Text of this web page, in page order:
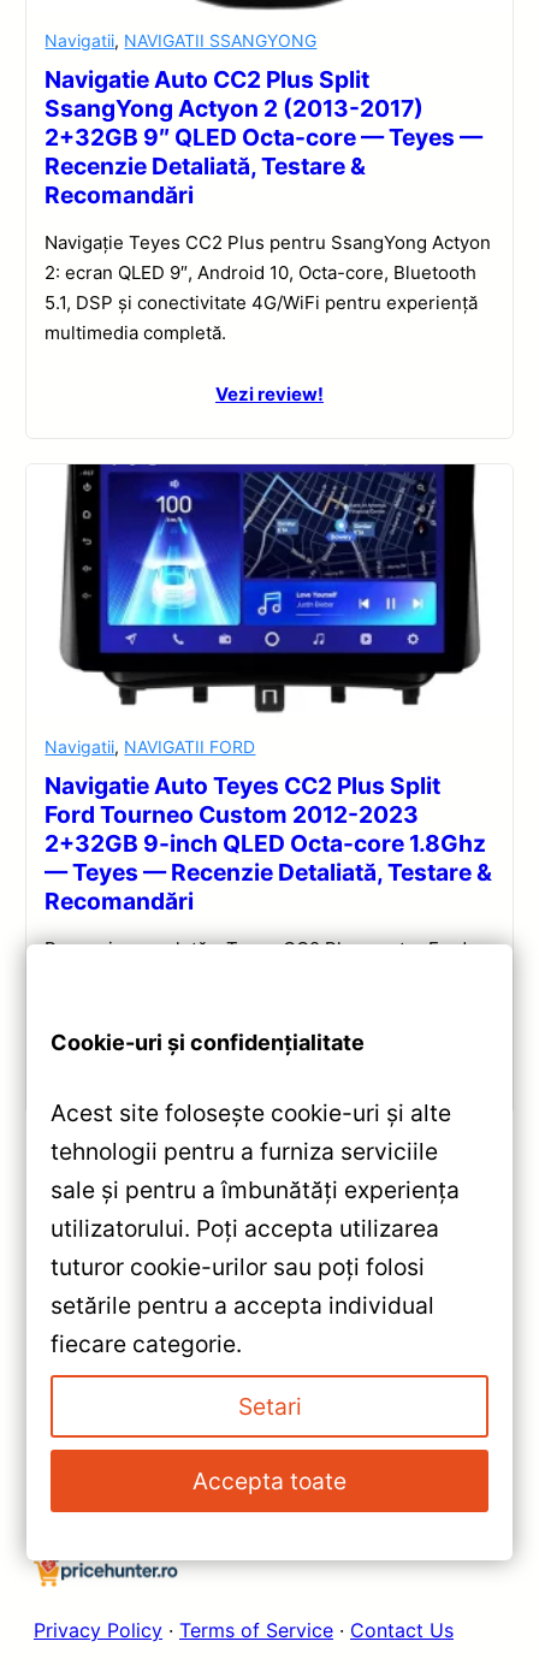
Navigatii, NAVIGATII SSANGYONG
Navigatie Auto CC2 Plus Split
SsangYong Actyon 2 (2013-2017)
2+32GB 9″ QLED Octa-core — Teyes —
Recenzie Detaliată, Testare &
Recomandări
Navigație Teyes CC2 Plus pentru SsangYong Actyon
2: ecran QLED 9″, Android 10, Octa-core, Bluetooth
5.1, DSP și conectivitate 4G/WiFi pentru experiență
multimedia completă.
Vezi review!
Navigatii, NAVIGATII FORD
Navigatie Auto Teyes CC2 Plus Split
Ford Tourneo Custom 2012-2023
2+32GB 9-inch QLED Octa-core 1.8Ghz
— Teyes — Recenzie Detaliată, Testare &
Recomandări
Recenzie completă a Teyes CC2 Plus pentru Ford
«Navigație Auto MOSS M2
pentru Volkswagen Jetta 7
(2018-2022) – Android 10,
Procesor Octa-core, 4G,
Bluetooth 5.1 și Ecran IPS de 9
inch
Navigație Auto MOSS M2
pentru Volvo XC90 2002-2014
– Android 10, 4+32GB, 9” IPS
Octa-core, 4G Bluetooth 5.1 și
DSP avansat
Privacy Policy · Terms of Service · Contact Us
Cookie-uri și confidențialitate
Acest site folosește cookie-uri și alte
tehnologii pentru a furniza serviciile
sale și pentru a îmbunătăți experiența
utilizatorului. Poți accepta utilizarea
tuturor cookie-urilor sau poți folosi
setările pentru a accepta individual
fiecare categorie.
Setari
Accepta toate